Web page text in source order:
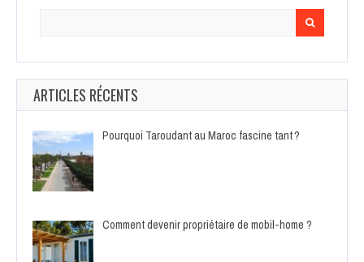
ARTICLES RÉCENTS
Pourquoi Taroudant au Maroc fascine tant ?
Comment devenir propriétaire de mobil-home ?